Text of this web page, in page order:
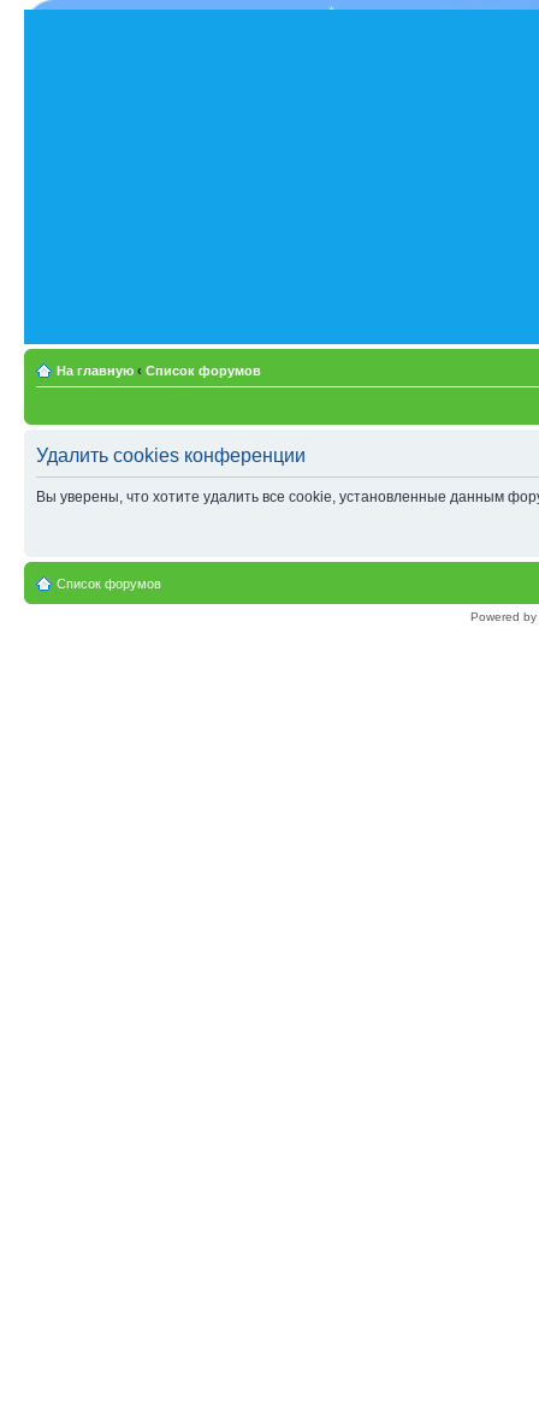
На главную ‹ Список форумов
Удалить cookies конференции
Вы уверены, что хотите удалить все cookie, установленные данным
Список форумов
Powered by